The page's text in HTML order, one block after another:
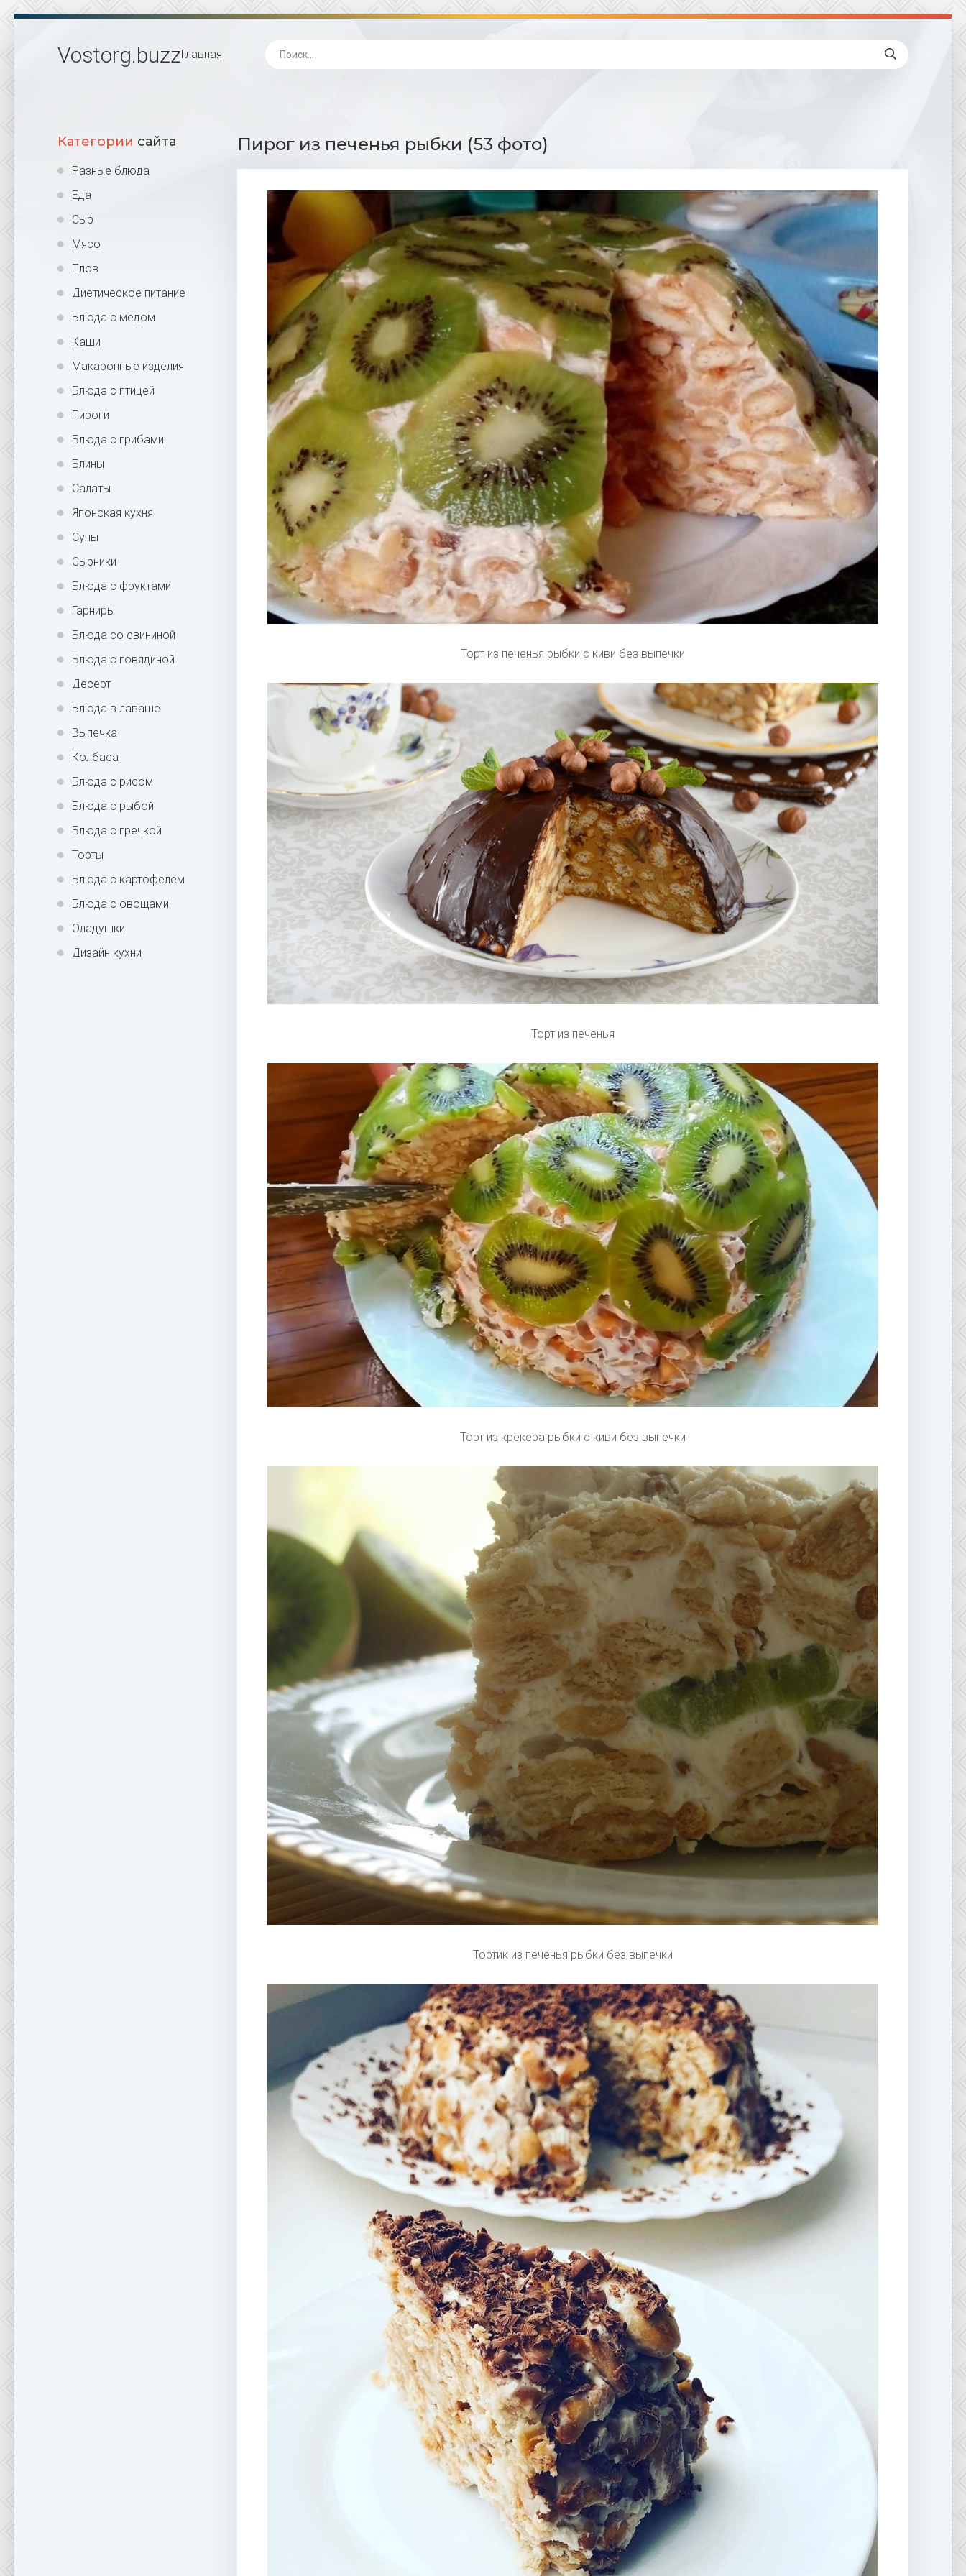
Vostorg.buzzГлавная
Категории сайта
Разные блюда
Еда
Сыр
Мясо
Плов
Диетическое питание
Блюда с медом
Каши
Макаронные изделия
Блюда с птицей
Пироги
Блюда с грибами
Блины
Салаты
Японская кухня
Супы
Сырники
Блюда с фруктами
Гарниры
Блюда со свининой
Блюда с говядиной
Десерт
Блюда в лаваше
Выпечка
Колбаса
Блюда с рисом
Блюда с рыбой
Блюда с гречкой
Торты
Блюда с картофелем
Блюда с овощами
Оладушки
Дизайн кухни
Пирог из печенья рыбки (53 фото)
Торт из печенья рыбки с киви без выпечки
Торт из печенья
Торт из крекера рыбки с киви без выпечки
Тортик из печенья рыбки без выпечки